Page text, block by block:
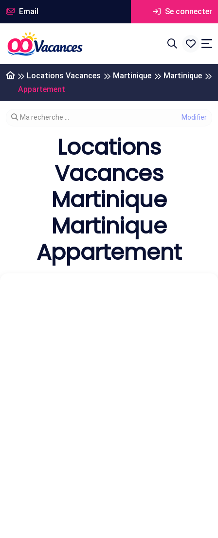
Email Se connecter
Locations Vacances Martinique
Martinique
Appartement
Modifier votre recherche
Ma recherche ...
Locations
Vacances
Martinique
Martinique
Appartement